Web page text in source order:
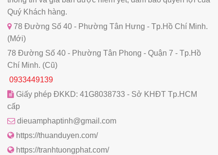
Quý Khách hàng.
78 Đường Số 40 - Phường Tân Hưng - Tp.Hồ Chí Minh.
(Mới)
78 Đường Số 40 - Phường Tân Phong - Quận 7 - Tp.Hồ
Chí Minh. (Cũ)
0933449139
Giấy phép ĐKKD: 41G8038733 - Sở KHĐT Tp.HCM
cấp
dieuamphaptinh@gmail.com
https://thuanduyen.com/
https://tranhtuongphat.com/